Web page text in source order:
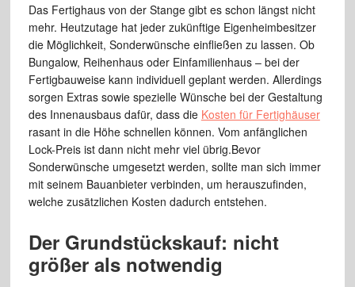
Das Fertighaus von der Stange gibt es schon längst nicht
mehr. Heutzutage hat jeder zukünftige Eigenheimbesitzer
die Möglichkeit, Sonderwünsche einfließen zu lassen. Ob
Bungalow, Reihenhaus oder Einfamilienhaus – bei der
Fertigbauweise kann individuell geplant werden. Allerdings
sorgen Extras sowie spezielle Wünsche bei der Gestaltung
des Innenausbaus dafür, dass die Kosten für Fertighäuser
rasant in die Höhe schnellen können. Vom anfänglichen
Lock-Preis ist dann nicht mehr viel übrig.Bevor
Sonderwünsche umgesetzt werden, sollte man sich immer
mit seinem Bauanbieter verbinden, um herauszufinden,
welche zusätzlichen Kosten dadurch entstehen.
Der Grundstückskauf: nicht
größer als notwendig